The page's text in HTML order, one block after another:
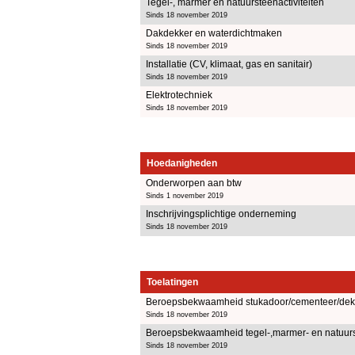
Tegel-, marmer en natuursteenactiviteiten
Sinds 18 november 2019
Dakdekker en waterdichtmaken
Sinds 18 november 2019
Installatie (CV, klimaat, gas en sanitair)
Sinds 18 november 2019
Elektrotechniek
Sinds 18 november 2019
Hoedanigheden
Onderworpen aan btw
Sinds 1 november 2019
Inschrijvingsplichtige onderneming
Sinds 18 november 2019
Toelatingen
Beroepsbekwaamheid stukadoor/cementeer/
Sinds 18 november 2019
Beroepsbekwaamheid tegel-,marmer- en
Sinds 18 november 2019